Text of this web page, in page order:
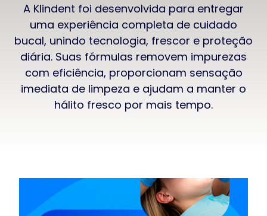
A Klindent foi desenvolvida para entregar
uma experiência completa de cuidado
bucal, unindo tecnologia, frescor e proteção
diária. Suas fórmulas removem impurezas
com eficiência, proporcionam sensação
imediata de limpeza e ajudam a manter o
hálito fresco por mais tempo.